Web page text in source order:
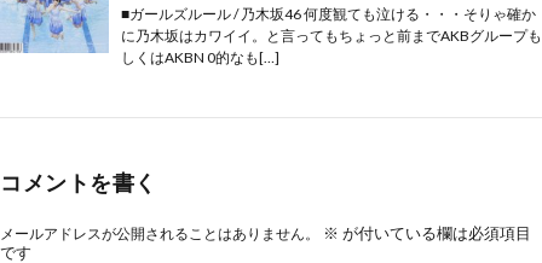
■ガールズルール / 乃木坂46 何度観ても泣ける・・・そりゃ確か
に乃木坂はカワイイ。と言ってもちょっと前までAKBグループも
しくはAKBN 0的なも[…]
コメントを書く
メールアドレスが公開されることはありません。 ※ が付いている欄は必須項目
です